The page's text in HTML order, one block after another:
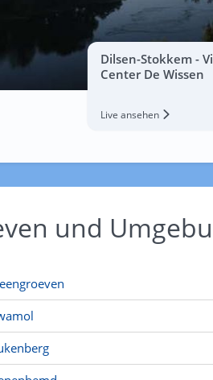
Dilsen-Stokkem -
Center De Wissen
Live ansehen
und